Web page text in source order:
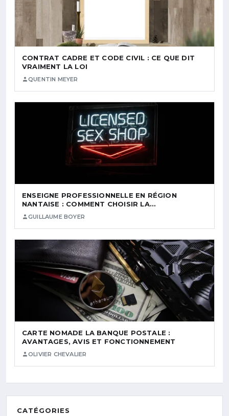
CONTRAT CADRE ET CODE CIVIL : CE QUE DIT
VRAIMENT LA LOI
QUENTIN MEYER
ENSEIGNE PROFESSIONNELLE EN RÉGION
NANTAISE : COMMENT CHOISIR LA…
GUILLAUME BOYER
CARTE NOMADE LA BANQUE POSTALE :
AVANTAGES, AVIS ET FONCTIONNEMENT
OLIVIER CHEVALIER
CATÉGORIES